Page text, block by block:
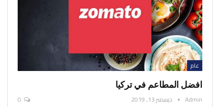
عام
افضل المطاعم في تركيا
Admin ديسمبر 13, 2019